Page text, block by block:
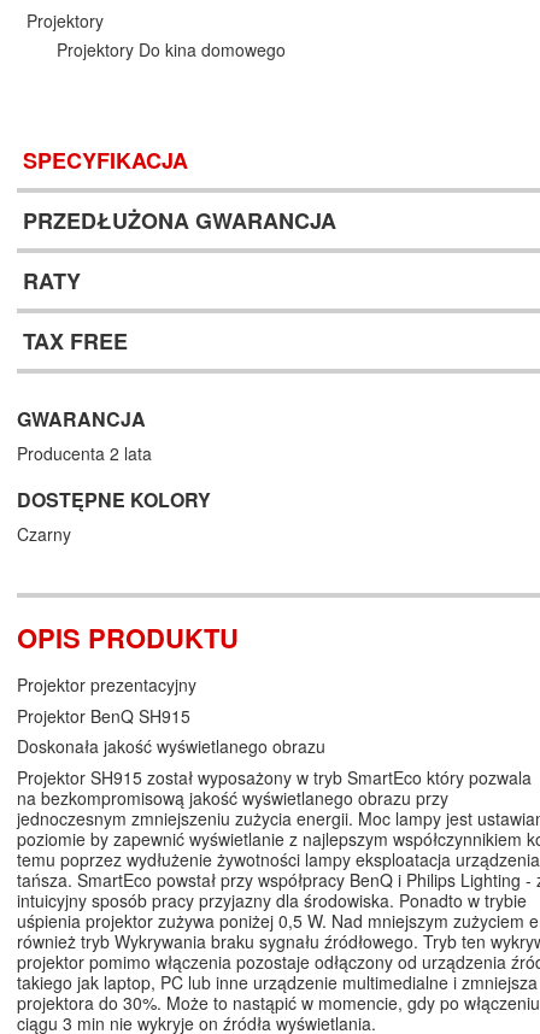
Projektory
Projektory Do kina domowego
SPECYFIKACJA
PRZEDŁUŻONA GWARANCJA
RATY
TAX FREE
GWARANCJA
Producenta 2 lata
DOSTĘPNE KOLORY
Czarny
OPIS PRODUKTU
Projektor prezentacyjny
Projektor BenQ SH915
Doskonała jakość wyświetlanego obrazu
Projektor SH915 został wyposażony w tryb SmartEco który pozwala
na bezkompromisową jakość wyświetlanego obrazu przy
jednoczesnym zmniejszeniu zużycia energii. Moc lampy jest
poziomie by zapewnić wyświetlanie z najlepszym współczynnikiem
temu poprzez wydłużenie żywotności lampy eksploatacja
tańsza. SmartEco powstał przy współpracy BenQ i Philips Lighting -
intuicyjny sposób pracy przyjazny dla środowiska. Ponadto w trybie
uśpienia projektor zużywa poniżej 0,5 W. Nad mniejszym zużyciem
również tryb Wykrywania braku sygnału źródłowego. Tryb ten
projektor pomimo włączenia pozostaje odłączony od urządzenia
takiego jak laptop, PC lub inne urządzenie multimedialne i
projektora do 30%. Może to nastąpić w momencie, gdy po
ciągu 3 min nie wykryje on źródła wyświetlania.